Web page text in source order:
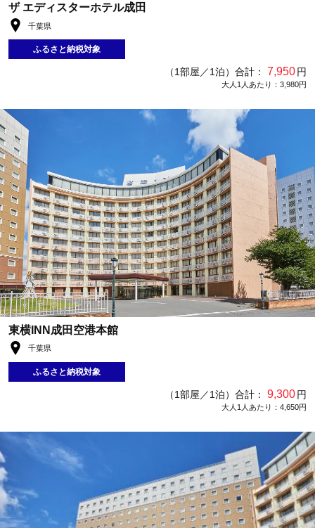
ザ エディスターホテル成田
千葉県
ふるさと納税対象
（1部屋／1泊）合計： 7,950円
大人1人あたり：3,980円
東横INN成田空港本館
千葉県
ふるさと納税対象
（1部屋／1泊）合計： 9,300円
大人1人あたり：4,650円